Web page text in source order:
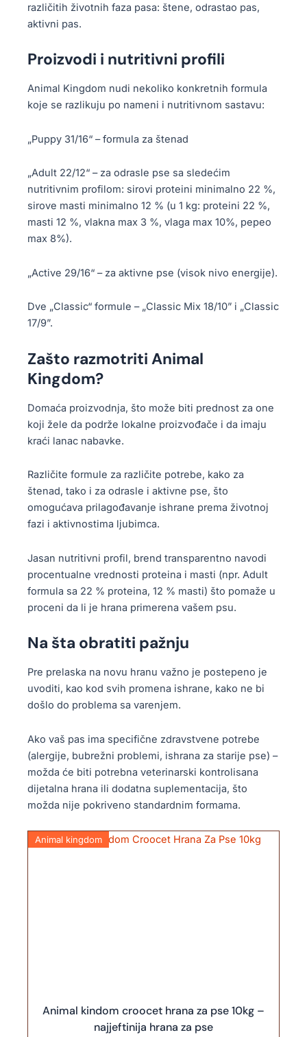
različitih životnih faza pasa: štene, odrastao pas,
aktivni pas.
Proizvodi i nutritivni profili
Animal Kingdom nudi nekoliko konkretnih formula
koje se razlikuju po nameni i nutritivnom sastavu:
„Puppy 31/16“ – formula za štenad
„Adult 22/12“ – za odrasle pse sa sledećim
nutritivnim profilom: sirovi proteini minimalno 22 %,
sirove masti minimalno 12 % (u 1 kg: proteini 22 %,
masti 12 %, vlakna max 3 %, vlaga max 10%, pepeo
max 8%).
„Active 29/16“ – za aktivne pse (visok nivo energije).
Dve „Classic“ formule – „Classic Mix 18/10” i „Classic
17/9”.
Zašto razmotriti Animal
Kingdom?
Domaća proizvodnja, što može biti prednost za one
koji žele da podrže lokalne proizvođače i da imaju
kraći lanac nabavke.
Različite formule za različite potrebe, kako za
štenad, tako i za odrasle i aktivne pse, što
omogućava prilagođavanje ishrane prema životnoj
fazi i aktivnostima ljubimca.
Jasan nutritivni profil, brend transparentno navodi
procentualne vrednosti proteina i masti (npr. Adult
formula sa 22 % proteina, 12 % masti) što pomaže u
proceni da li je hrana primerena vašem psu.
Na šta obratiti pažnju
Pre prelaska na novu hranu važno je postepeno je
uvoditi, kao kod svih promena ishrane, kako ne bi
došlo do problema sa varenjem.
Ako vaš pas ima specifične zdravstvene potrebe
(alergije, bubrežni problemi, ishrana za starije pse) –
možda će biti potrebna veterinarski kontrolisana
dijetalna hrana ili dodatna suplementacija, što
možda nije pokriveno standardnim formama.
Animal kingdom
Animal kindom croocet hrana za pse 10kg –
najjeftinija hrana za pse